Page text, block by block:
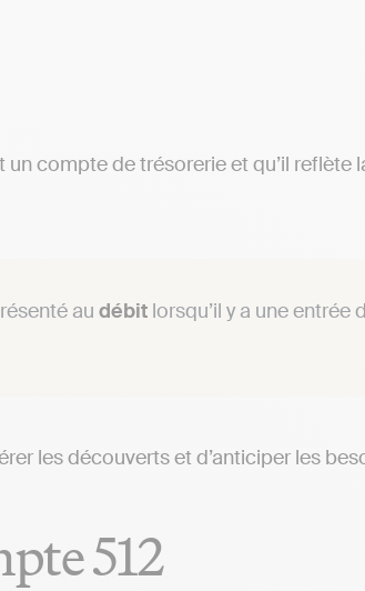
compte de trésorerie et qu’il reflète
au débit lorsqu’il y a une entrée
les découverts et d’anticiper les
512